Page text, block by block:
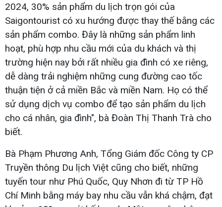
2024, 30% sản phẩm du lịch trọn gói của
Saigontourist có xu hướng được thay thế bằng các
sản phẩm combo. Đây là những sản phẩm linh
hoạt, phù hợp nhu cầu mới của du khách và thị
trường hiện nay bởi rất nhiều gia đình có xe riêng,
dễ dàng trải nghiệm những cung đường cao tốc
thuận tiện ở cả miền Bắc và miền Nam. Họ có thể
sử dụng dịch vụ combo để tạo sản phẩm du lịch
cho cá nhân, gia đình", bà Đoàn Thị Thanh Trà cho
biết.
Bà Phạm Phương Anh, Tổng Giám đốc Công ty CP
Truyền thông Du lịch Việt cũng cho biết, những
tuyến tour như Phú Quốc, Quy Nhơn đi từ TP Hồ
Chí Minh bằng máy bay nhu cầu vẫn khá chậm, đạt